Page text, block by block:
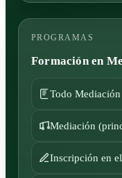
PROGRAMAS
Formación en
Todo Mediación
Mediación
Inscripción en